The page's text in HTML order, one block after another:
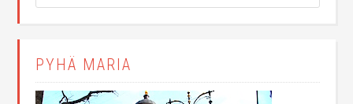
PYHÄ MARIA